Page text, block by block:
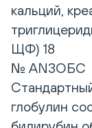
кальций,
ЩФ) 18
№ AN3ОБС
глобулин